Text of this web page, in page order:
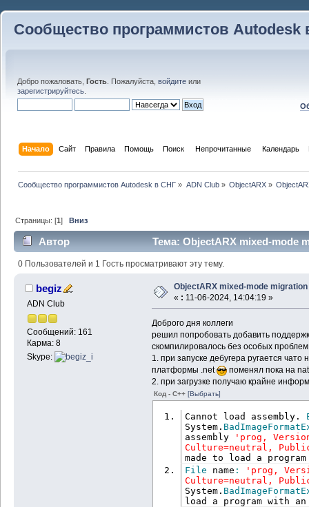
Сообщество программистов Autodesk
Добро пожаловать, Гость . Пожалуйста, войдите или
зарегистрируйтесь
Начало Сайт Правила Помощь Поиск Непрочитанные Календарь
Сообщество программистов Autodesk в СНГ » ADN Club» ObjectARX»
Страницы: [1]Вниз
Автор Тема: ObjectARX mixed-mode
0 Пользователей и 1 Гость просматривают эту тему.
begiz
ADN Club
Сообщений: 161
Карма: 8
Skype:
ObjectARX mixed-mode migration
« : 11-06-2024, 14:04:19 »
Доброго дня коллеги
решил попробовать добавить
скомпилировалось без особых
1. при запуске дебугера ругается
платформы .net
поменял пока на
2. при загрузке получаю крайне
Код - C++ [Выбрать]
Cannot load assembly.
System.
assembly
'prog,
Culture=neutral,
made to load a
File name :
'prog,
Culture=neutral,
System.
load a program with